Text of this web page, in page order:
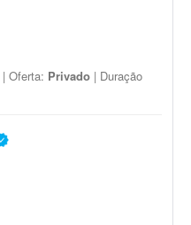
| Oferta: Privado | Duração